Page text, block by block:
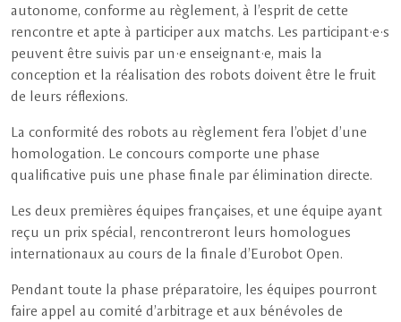
autonome, conforme au règlement, à l’esprit de cette
rencontre et apte à participer aux matchs. Les participant·e·s
peuvent être suivis par un·e enseignant·e, mais la
conception et la réalisation des robots doivent être le fruit
de leurs réflexions.
La conformité des robots au règlement fera l’objet d’une
homologation. Le concours comporte une phase
qualificative puis une phase finale par élimination directe.
Les deux premières équipes françaises, et une équipe ayant
reçu un prix spécial, rencontreront leurs homologues
internationaux au cours de la finale d’Eurobot Open.
Pendant toute la phase préparatoire, les équipes pourront
faire appel au comité d’arbitrage et aux bénévoles de